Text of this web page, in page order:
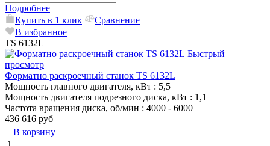
Подробнее
Купить в 1 клик
Сравнение
В избранное
TS 6132L
Быстрый
просмотр
Форматно раскроечный станок TS 6132L
Мощность главного двигателя, кВт : 5,5
Мощность двигателя подрезного диска, кВт : 1,1
Частота вращения диска, об/мин : 4000 - 6000
436 616 руб
В корзину